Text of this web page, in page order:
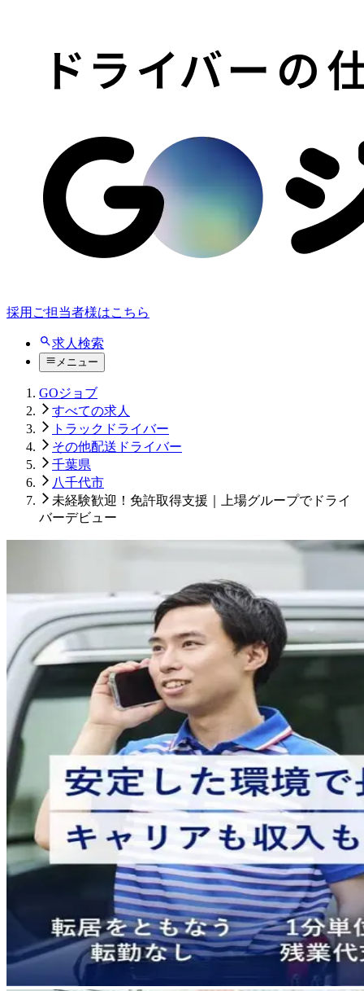
採用ご担当者様はこちら
求人検索
メニュー
GOジョブ
すべての求人
トラックドライバー
その他配送ドライバー
千葉県
八千代市
未経験歓迎！免許取得支援｜上場グループでドライ
バーデビュー